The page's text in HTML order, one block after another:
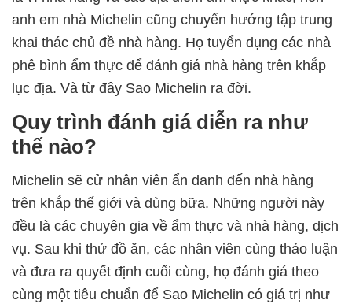
anh em nhà Michelin cũng chuyển hướng tập trung
khai thác chủ đề nhà hàng. Họ tuyển dụng các nhà
phê bình ẩm thực để đánh giá nhà hàng trên khắp
lục địa. Và từ đây Sao Michelin ra đời.
Quy trình đánh giá diễn ra như
thế nào?
Michelin sẽ cử nhân viên ẩn danh đến nhà hàng
trên khắp thế giới và dùng bữa. Những người này
đều là các chuyên gia về ẩm thực và nhà hàng, dịch
vụ. Sau khi thử đồ ăn, các nhân viên cùng thảo luận
và đưa ra quyết định cuối cùng, họ đánh giá theo
cùng một tiêu chuẩn để Sao Michelin có giá trị như